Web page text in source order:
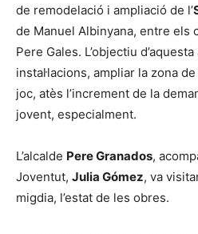
de remodelació i ampliació de l’
de Manuel Albinyana, entre els
Pere Gales. L’objectiu
instal·lacions, ampliar la zona
joc, atès l’increment de la
jovent, especialment.
L’alcalde Pere Granados,
Joventut, Julia Gómez, va
migdia, l’estat de les obres.